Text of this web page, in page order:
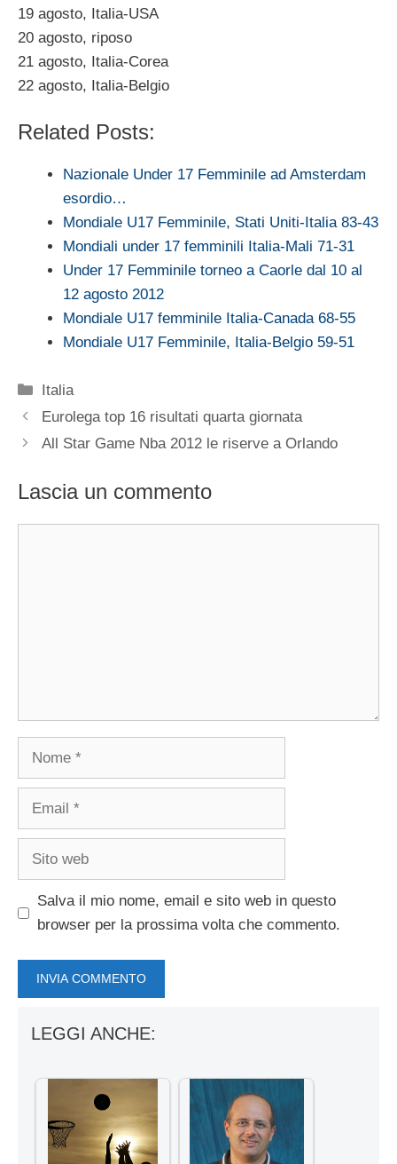
19 agosto, Italia-USA
20 agosto, riposo
21 agosto, Italia-Corea
22 agosto, Italia-Belgio
Related Posts:
Nazionale Under 17 Femminile ad Amsterdam
esordio…
Mondiale U17 Femminile, Stati Uniti-Italia 83-43
Mondiali under 17 femminili Italia-Mali 71-31
Under 17 Femminile torneo a Caorle dal 10 al
12 agosto 2012
Mondiale U17 femminile Italia-Canada 68-55
Mondiale U17 Femminile, Italia-Belgio 59-51
Categorie
Italia
Eurolega top 16 risultati quarta giornata
All Star Game Nba 2012 le riserve a Orlando
Lascia un commento
Nome
Email
Sito
Salva il mio nome, email e sito web in questo
browser per la prossima volta che commento.
LEGGI ANCHE: